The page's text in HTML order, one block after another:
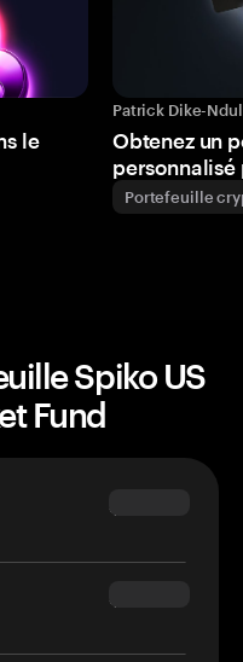
le
Patrick Dike-
Obtenez un
personnalisé
Portefeuille
Spiko US
Fund
$69.90
$54.90